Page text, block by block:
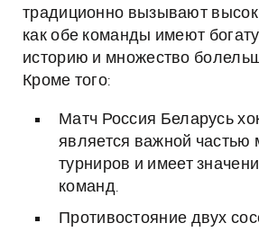
традиционно вызывают
как обе команды имеют
историю и множество
Кроме того:
Матч Россия Беларусь
является важной
турниров и имеет
команд.
Противостояние двух